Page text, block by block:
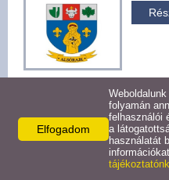
Közérdekű adatok -
Alsórajk
EFOP-1.5.2-16-2017-
Facebook X
Vissza az
Elfogadom
folyamán
felhasználói
a
használatát
tájékoztatónk